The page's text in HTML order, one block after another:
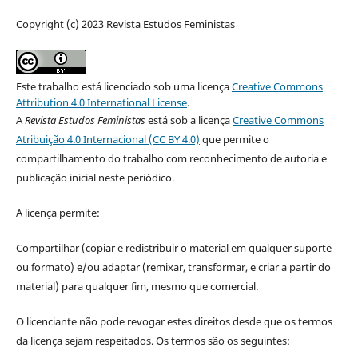
Copyright (c) 2023 Revista Estudos Feministas
Este trabalho está licenciado sob uma licençaCreative Commons
Attribution 4.0 International License.
ARevista Estudos Feministasestá sob a licençaCreative Commons
Atribuição 4.0 Internacional (CC BY 4.0) que permite o
compartilhamento do trabalho com reconhecimento de autoria e
publicação inicial neste periódico.
A licença permite:
Compartilhar (copiar e redistribuir o material em qualquer suporte
ou formato) e/ou adaptar (remixar, transformar, e criar a partir do
material) para qualquer fim, mesmo que comercial.
O licenciante não pode revogar estes direitos desde que os termos
da licença sejam respeitados. Os termos são os seguintes: